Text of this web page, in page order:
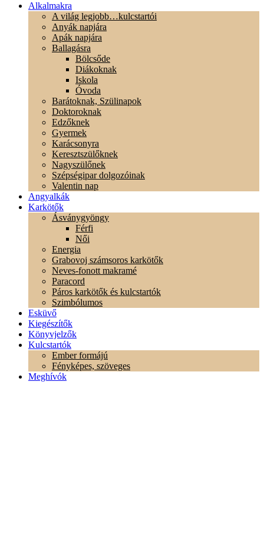
Alkalmakra
A világ legjobb…kulcstartói
Anyák napjára
Apák napjára
Ballagásra
Bölcsőde
Diákoknak
Iskola
Óvoda
Barátoknak, Szülinapok
Doktoroknak
Edzőknek
Gyermek
Karácsonyra
Keresztszülőknek
Nagyszülőnek
Szépségipar dolgozóinak
Valentin nap
Angyalkák
Karkötők
Ásványgyöngy
Férfi
Női
Energia
Grabovoj számsoros karkötők
Neves-fonott makramé
Paracord
Páros karkötők és kulcstartók
Szimbólumos
Esküvő
Kiegészítők
Könyvjelzők
Kulcstartók
Ember formájú
Fényképes, szöveges
Meghívók